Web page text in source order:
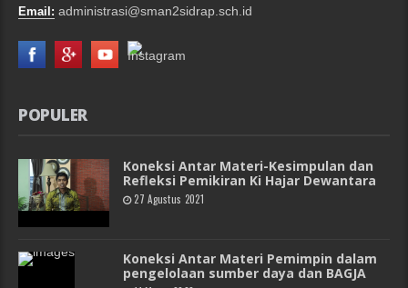
Email: administrasi@sman2sidrap.sch.id
POPULER
Koneksi Antar Materi-Kesimpulan dan
Refleksi Pemikiran Ki Hajar Dewantara
27 Agustus 2021
Koneksi Antar Materi Pemimpin dalam
pengelolaan sumber daya dan BAGJA